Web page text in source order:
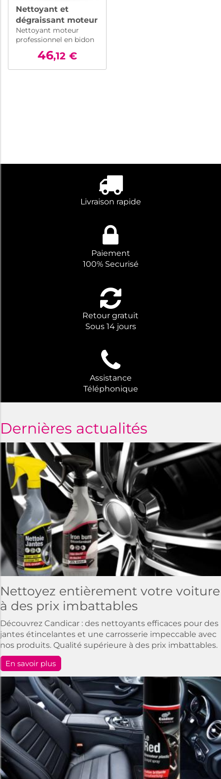
Nettoyant et
dégraissant moteur
performant – 5L
Nettoyant moteur
professionnel en bidon
de 5 litres. Dissout la
saleté et la graisse sans
odeur désagréable.
46,12 €
Livraison rapide
Paiement
100% Securisé
Retour gratuit
Sous 14 jours
Assistance
Téléphonique
Dernières actualités
Nettoyez entièrement votre voiture
à des prix imbattables
Découvrez Candicar : des nettoyants efficaces pour des
jantes étincelantes et une carrosserie impeccable avec
nos produits. Qualité supérieure à des prix imbattables.
En savoir plus